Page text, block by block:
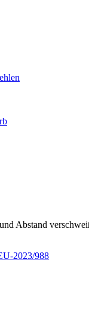
Abstand
2023/988